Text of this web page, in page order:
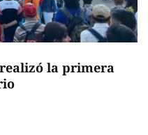
la primera